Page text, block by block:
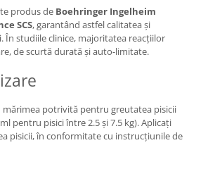
produs de Boehringer Ingelheim
SCS, garantând astfel calitatea și
În studiile clinice, majoritatea reacțiilor
de scurtă durată și auto-limitate.
mărimea potrivită pentru greutatea pisicii
pentru pisici între 2.5 și 7.5 kg). Aplicați
pisicii, în conformitate cu instrucțiunile de